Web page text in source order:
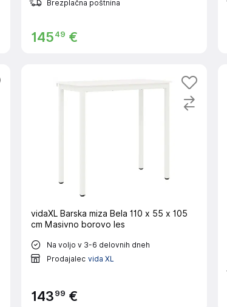
Brezplačna poštnina
14549 €
vidaXL Barska miza Bela 110 x 55 x 105
cm Masivno borovo les
Na voljo v 3-6 delovnih dneh
Prodajalec vida XL
14399 €